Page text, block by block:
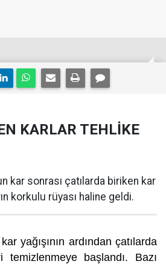
KARLAR TEHLİKE
kar sonrası çatılarda biriken kar
korkulu rüyası haline geldi.
yağışının ardından çatılarda
başlandı. Bazı